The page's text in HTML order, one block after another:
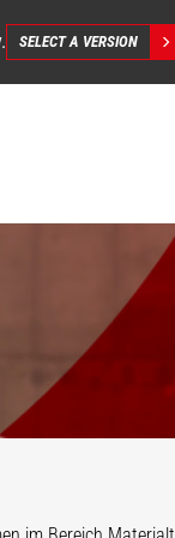
SELECT A VERSION